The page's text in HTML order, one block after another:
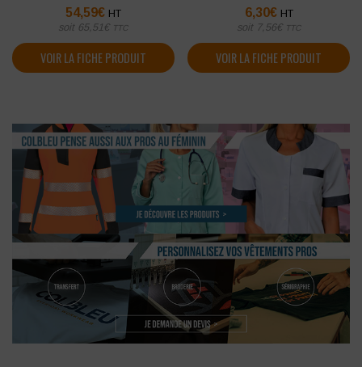
54,59€ HT
soit 65,51 € TTC
VOIR LA FICHE PRODUIT
6,30€ HT
soit 7,56€ TTC
VOIR LA FICHE PRODUIT